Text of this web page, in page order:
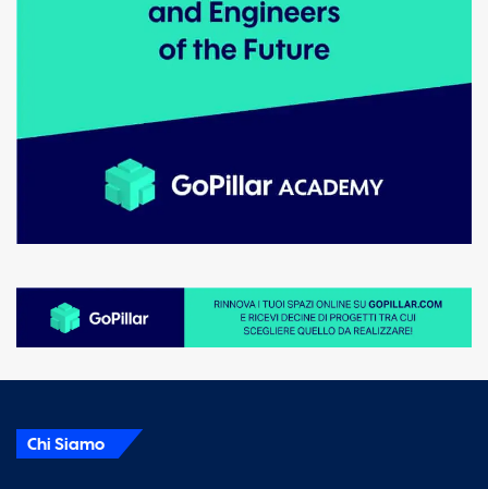
Chi Siamo